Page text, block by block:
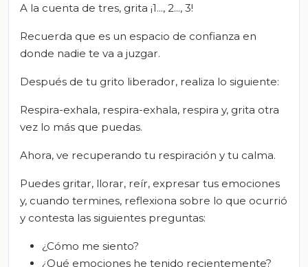
A la cuenta de tres, grita ¡1..., 2..., 3!
Recuerda que es un espacio de confianza en
donde nadie te va a juzgar.
Después de tu grito liberador, realiza lo siguiente:
Respira-exhala, respira-exhala, respira y, grita otra
vez lo más que puedas.
Ahora, ve recuperando tu respiración y tu calma.
Puedes gritar, llorar, reír, expresar tus emociones
y, cuando termines, reflexiona sobre lo que ocurrió
y contesta las siguientes preguntas:
¿Cómo me siento?
¿Qué emociones he tenido recientemente?